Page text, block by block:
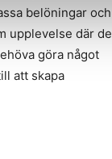
belöningar och
upplevelse där de
göra något
att skapa